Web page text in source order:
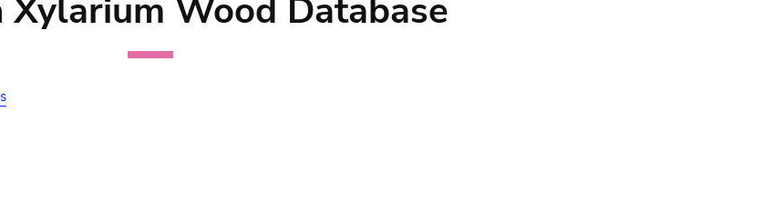
Xylarium Wood Database